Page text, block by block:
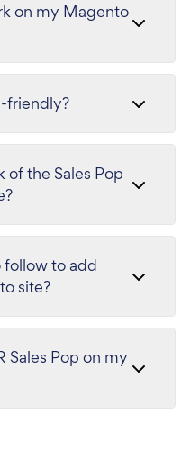
on my Magento
friendly?
of the Sales Pop
follow to add
site?
Sales Pop on my